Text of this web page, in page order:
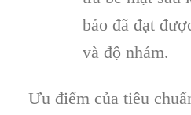
bảo đã đạt
và độ nhám.
Ưu điểm của tiêu